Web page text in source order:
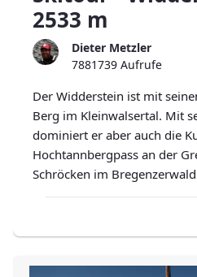
2533 m
Dieter Metzler
7881739 Aufrufe
Der Widderstein ist mit
Berg im Kleinwalsertal. Mit
dominiert er aber auch die
Hochtannbergpass an der
Schröcken im